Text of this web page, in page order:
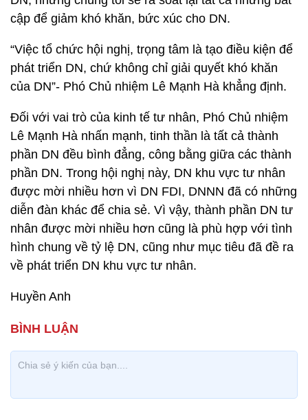
cập để giảm khó khăn, bức xúc cho DN.
“Việc tổ chức hội nghị, trọng tâm là tạo điều kiện để
phát triển DN, chứ không chỉ giải quyết khó khăn
của DN”- Phó Chủ nhiệm Lê Mạnh Hà khẳng định.
Đối với vai trò của kinh tế tư nhân, Phó Chủ nhiệm
Lê Mạnh Hà nhấn mạnh, tinh thần là tất cả thành
phần DN đều bình đẳng, công bằng giữa các thành
phần DN. Trong hội nghị này, DN khu vực tư nhân
được mời nhiều hơn vì DN FDI, DNNN đã có những
diễn đàn khác để chia sẻ. Vì vậy, thành phần DN tư
nhân được mời nhiều hơn cũng là phù hợp với tình
hình chung về tỷ lệ DN, cũng như mục tiêu đã đề ra
về phát triển DN khu vực tư nhân.
Huyền Anh